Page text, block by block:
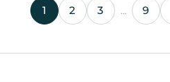
1 2 3 … 9